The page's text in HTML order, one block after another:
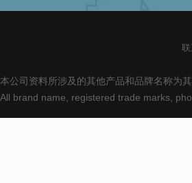
本公司资料所涉及的其他产品和品牌名称为
All brand name, registered trade marks,